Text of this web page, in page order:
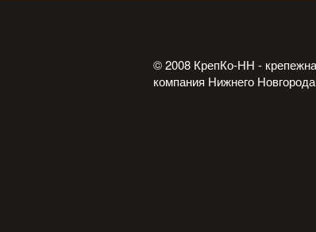
© 2008 КрепКо-НН -
компания Нижнего Новгорода